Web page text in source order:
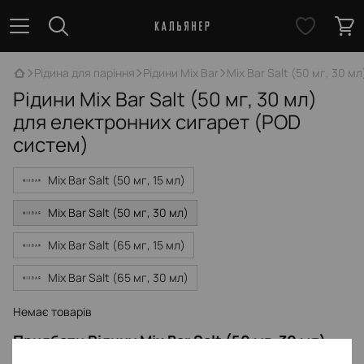
Рідина для паріння Рідини Mix Bar Mix Bar Salt (50 мг, 30
Рідини Mix Bar Salt (50 мг, 30 мл)
для електронних сигарет (POD
систем)
Mix Bar Salt (50 мг, 15 мл)
Mix Bar Salt (50 мг, 30 мл)
Mix Bar Salt (65 мг, 15 мл)
Mix Bar Salt (65 мг, 30 мл)
Немає товарів
Придбати Рідину Mix Bar Salt (50 мг, 30 мл)